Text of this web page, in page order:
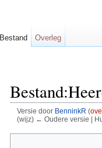
Versie door BenninkR (
(wijz) ← Oudere versie |
Bestand Overleg